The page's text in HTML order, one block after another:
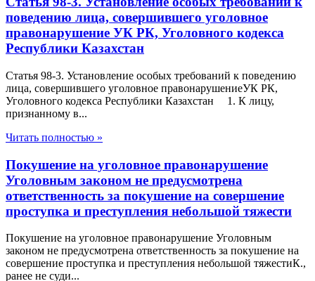
поведению лица, совершившего уголовное
правонарушение УК РК, Уголовного кодекса
Республики Казахстан
Статья 98-3. Установление особых требований к поведению
лица, совершившего уголовное правонарушениеУК РК,
Уголовного кодекса Республики Казахстан 1. К лицу,
признанному в...
Читать полностью »
Покушение на уголовное правонарушение
Уголовным законом не предусмотрена
ответственность за покушение на совершение
проступка и преступления небольшой тяжести
Покушение на уголовное правонарушение Уголовным
законом не предусмотрена ответственность за покушение на
совершение проступка и преступления небольшой тяжестиК.,
ранее не суди...